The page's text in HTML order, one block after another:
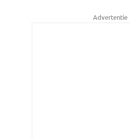
Advertentie